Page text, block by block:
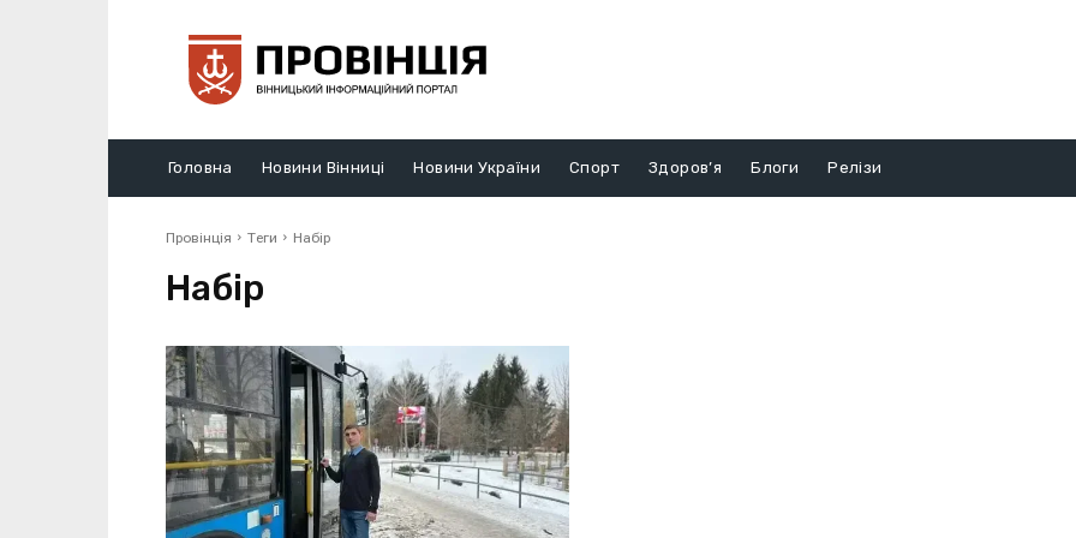
Головна Новини Вінниці Новини України Спорт Здоров’я Блоги Релізи
Провінція Теги Набір
Набір